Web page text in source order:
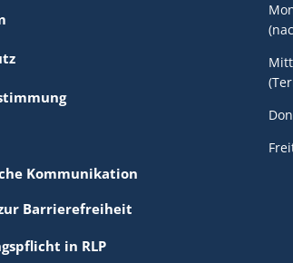
Kommunikation
Barrierefreiheit
in RLP